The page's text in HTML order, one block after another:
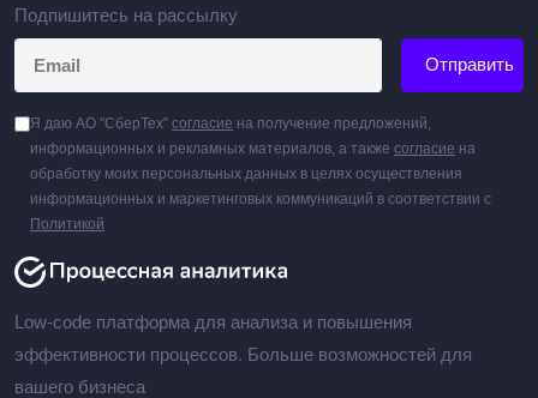
Подпишитесь на рассылку
Отправить
Я даю АО "СберТех" согласие на получение предложений,
информационных и рекламных материалов, а также согласие на
обработку моих персональных данных в целях осуществления
информационных и маркетинговых коммуникаций в соответствии с
Политикой
Low-code платформа для анализа и повышения
эффективности процессов. Больше возможностей для
вашего бизнеса